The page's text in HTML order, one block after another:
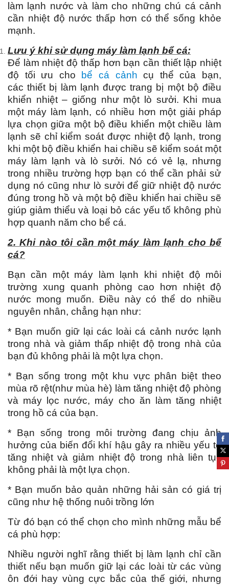
làm lạnh nước và làm cho những chú cá cảnh
cần nhiệt độ nước thấp hơn có thể sống khỏe
mạnh.
Lưu ý khi sử dụng máy làm lạnh bể cá:
Để làm nhiệt độ thấp hơn bạn cần thiết lập nhiệt
độ tối ưu cho
bể cá cảnh cụ thể của bạn,
các thiết bị làm lạnh được trang bị một bộ điều
khiển nhiệt – giống như một lò sưởi. Khi mua
một máy làm lạnh, có nhiều hơn một giải pháp
lựa chọn giữa một bộ điều khiển một chiều làm
lạnh sẽ chỉ kiểm soát được nhiệt độ lạnh, trong
khi một bộ điều khiển hai chiều sẽ kiểm soát một
máy làm lạnh và lò sưởi. Nó có vẻ lạ, nhưng
trong nhiều trường hợp bạn có thể cần phải sử
dụng nó cũng như lò sưởi để giữ nhiệt độ nước
đúng trong hồ và một bộ điều khiển hai chiều sẽ
giúp giảm thiểu và loại bỏ các yếu tố không phù
hợp quanh năm cho bể cá.
2. Khi nào tôi cần một máy làm lạnh cho bể
cá?
Bạn cần một máy làm lạnh khi nhiệt độ môi
trường xung quanh phòng cao hơn nhiệt độ
nước mong muốn. Điều này có thể do nhiều
nguyên nhân, chẳng hạn như:
* Bạn muốn giữ lại các loài cá cảnh nước lạnh
trong nhà và giảm thấp nhiệt độ trong nhà của
bạn đủ không phải là một lựa chọn.
* Bạn sống trong một khu vực phân biệt theo
mùa rõ rệt(như mùa hè) làm tăng nhiệt độ phòng
và máy lọc nước, máy cho ăn làm tăng nhiệt
trong hồ cá của bạn.
* Bạn sống trong môi trường đang chịu ảnh
hưởng của biến đổi khí hậu gây ra nhiều yếu tố
tăng nhiệt và giảm nhiệt độ trong nhà liên tục
không phải là một lựa chọn.
* Bạn muốn bảo quản những hải sản có giá trị
cũng như hệ thống nuôi trồng lớn
Từ đó bạn có thể chọn cho mình những mẫu bể
cá phù hợp:
Nhiều người nghĩ rằng thiết bị làm lạnh chỉ cần
thiết nếu bạn muốn giữ lại các loài từ các vùng
ôn đới hay vùng cực bắc của thế giới, nhưng